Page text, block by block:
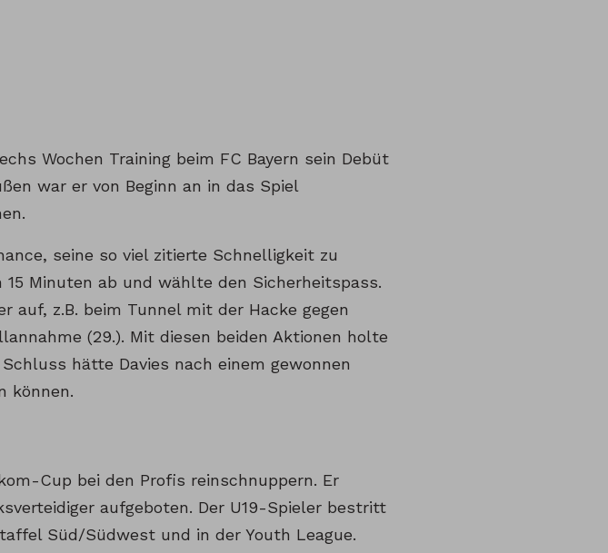
Wochen Training beim FC Bayern sein Debüt
war er von Beginn an in das Spiel
seine so viel zitierte Schnelligkeit zu
Minuten ab und wählte den Sicherheitspass.
auf, z.B. beim Tunnel mit der Hacke gegen
(29.). Mit diesen beiden Aktionen holte
hätte Davies nach einem gewonnen
können.
Cup bei den Profis reinschnuppern. Er
aufgeboten. Der U19-Spieler bestritt
Süd/Südwest und in der Youth League.